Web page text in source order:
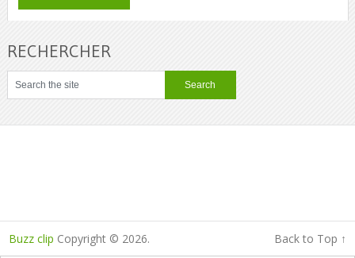
RECHERCHER
Buzz clip Copyright © 2026. Back to Top ↑